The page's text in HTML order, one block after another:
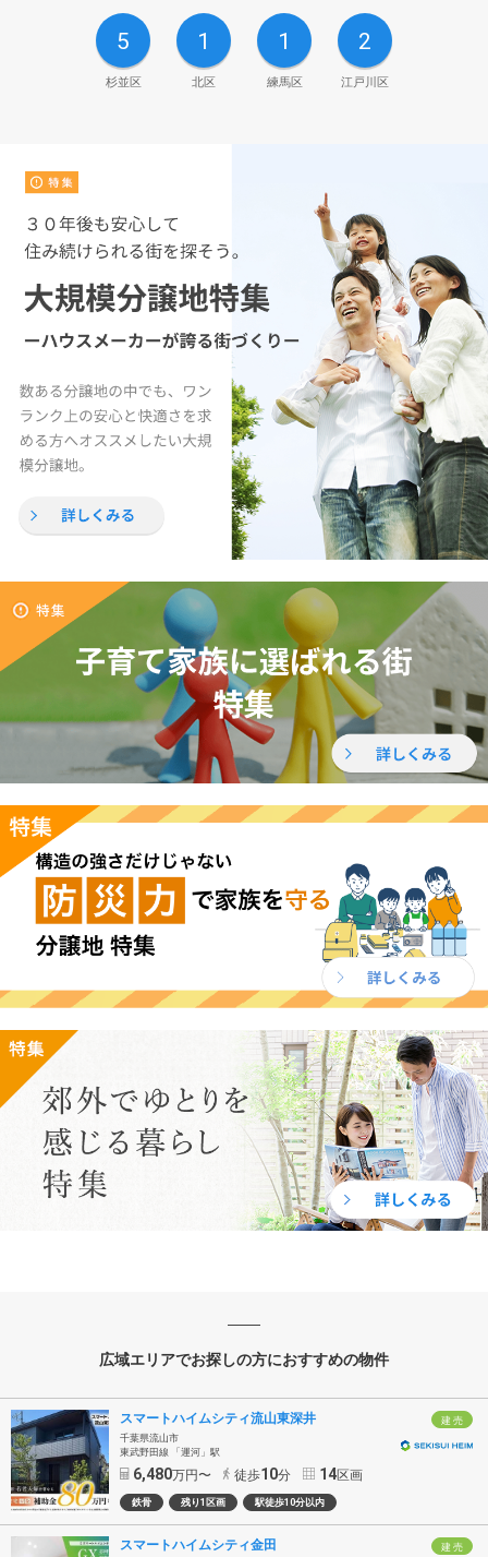
5
杉並区
1
北区
1
練馬区
2
江戸川区
広域エリアでお探しの方におすすめの物件
建 売
スマートハイムシティ流山東深井
千葉県流山市
東武野田線 「運河」駅
6,480万円〜 徒歩10分 14区画
鉄骨 残り1区画 駅徒歩10分以内
建 売
スマートハイムシティ金田